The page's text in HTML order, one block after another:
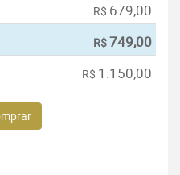
R$ 679,00
R$749,00
R$ 1.150,00